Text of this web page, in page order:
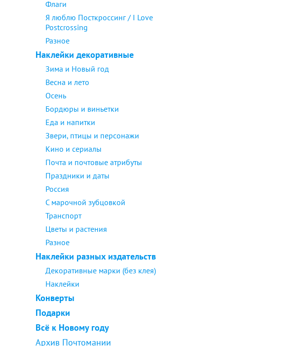
Флаги
Я люблю Посткроссинг / I Love
Postcrossing
Разное
Наклейки декоративные
Зима и Новый год
Весна и лето
Осень
Бордюры и виньетки
Еда и напитки
Звери, птицы и персонажи
Кино и сериалы
Почта и почтовые атрибуты
Праздники и даты
Россия
С марочной зубцовкой
Транспорт
Цветы и растения
Разное
Наклейки разных издательств
Декоративные марки (без клея)
Наклейки
Конверты
Подарки
Всё к Новому году
Архив Почтомании